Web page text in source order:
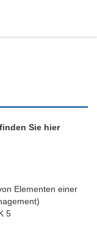
Sie hier
Elementen einer
5